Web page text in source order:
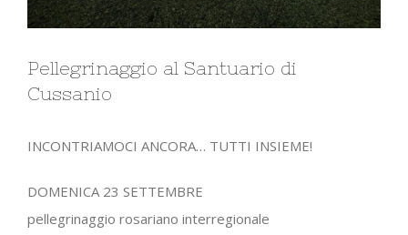
Pellegrinaggio al Santuario di
Cussanio
INCONTRIAMOCI ANCORA… TUTTI INSIEME!
DOMENICA 23 SETTEMBRE
pellegrinaggio rosariano interregionale